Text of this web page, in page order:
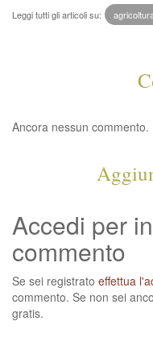
Leggi tutti gli articoli su:
Ancora nessun commento.
Accedi per
commento
Se sei registrato effettua
commento. Se non sei
gratis.